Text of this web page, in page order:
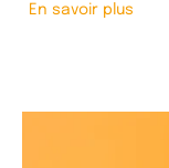
En savoir plus